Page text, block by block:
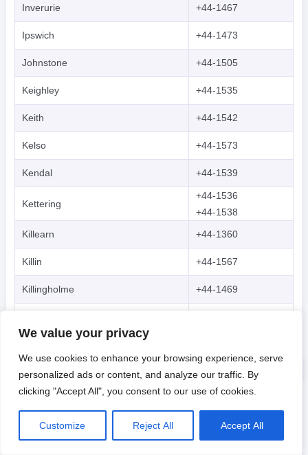
We value your privacy
We use cookies to enhance your browsing experience, serve
personalized ads or content, and analyze our traffic. By
clicking "Accept All", you consent to our use of cookies.
Customize Reject All Accept All
Inverurie +44-1467
Ipswich +44-1473
Johnstone +44-1505
Keighley +44-1535
Keith +44-1542
Kelso +44-1573
Kendal +44-1539
Kettering
+44-1536
+44-1538
Killearn
+44-1360
Killin +44-1567
Killingholme +44-1469
Kingsbridge +44-1548
Kington
Kingussie +44-1540